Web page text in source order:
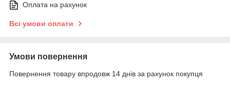
Оплата на рахунок
Всі умови оплати
Умови повернення
Повернення товару впродовж 14 днів за рахунок покупця